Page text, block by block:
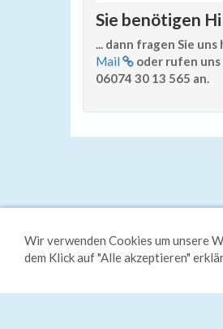
Sie benötigen
... dann fragen Sie uns
Mail
oder rufen
06074 30 13 565 an.
Wir verwenden Cookies um unsere
dem Klick auf "Alle akzeptieren"